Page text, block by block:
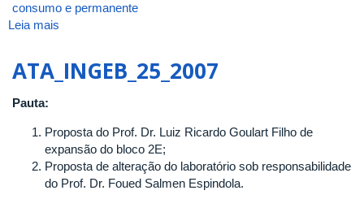
consumo e permanente
Leia mais
ATA_INGEB_25_2007
Pauta:
Proposta do Prof. Dr. Luiz Ricardo Goulart Filho de
expansão do bloco 2E;
Proposta de alteração do laboratório sob responsabilidade
do Prof. Dr. Foued Salmen Espindola.